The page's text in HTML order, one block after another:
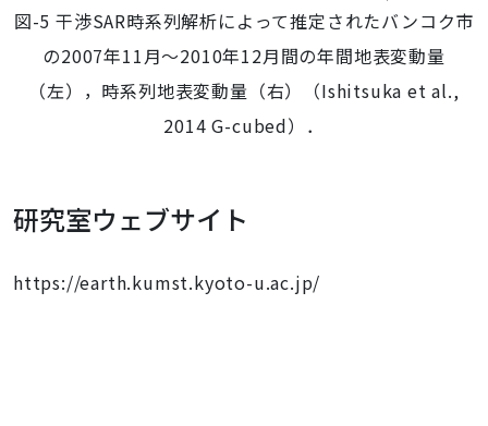
図-5 干渉SAR時系列解析によって推定されたバンコク市
の2007年11月～2010年12月間の年間地表変動量
（左），時系列地表変動量（右）（Ishitsuka et al.,
2014 G-cubed）．
研究室ウェブサイト
https://earth.kumst.kyoto-u.ac.jp/